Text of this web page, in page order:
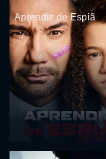
Aprendiz de Espiã